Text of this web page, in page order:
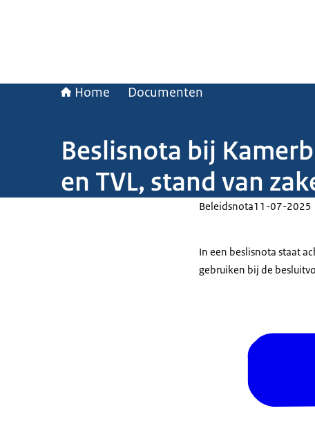
Home Documenten
Beslisnota bij
en TVL, stand van
Beleidsnota11-07-2025
In een beslisnota staat
gebruiken bij de